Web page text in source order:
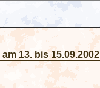
13. bis 15.09.2002